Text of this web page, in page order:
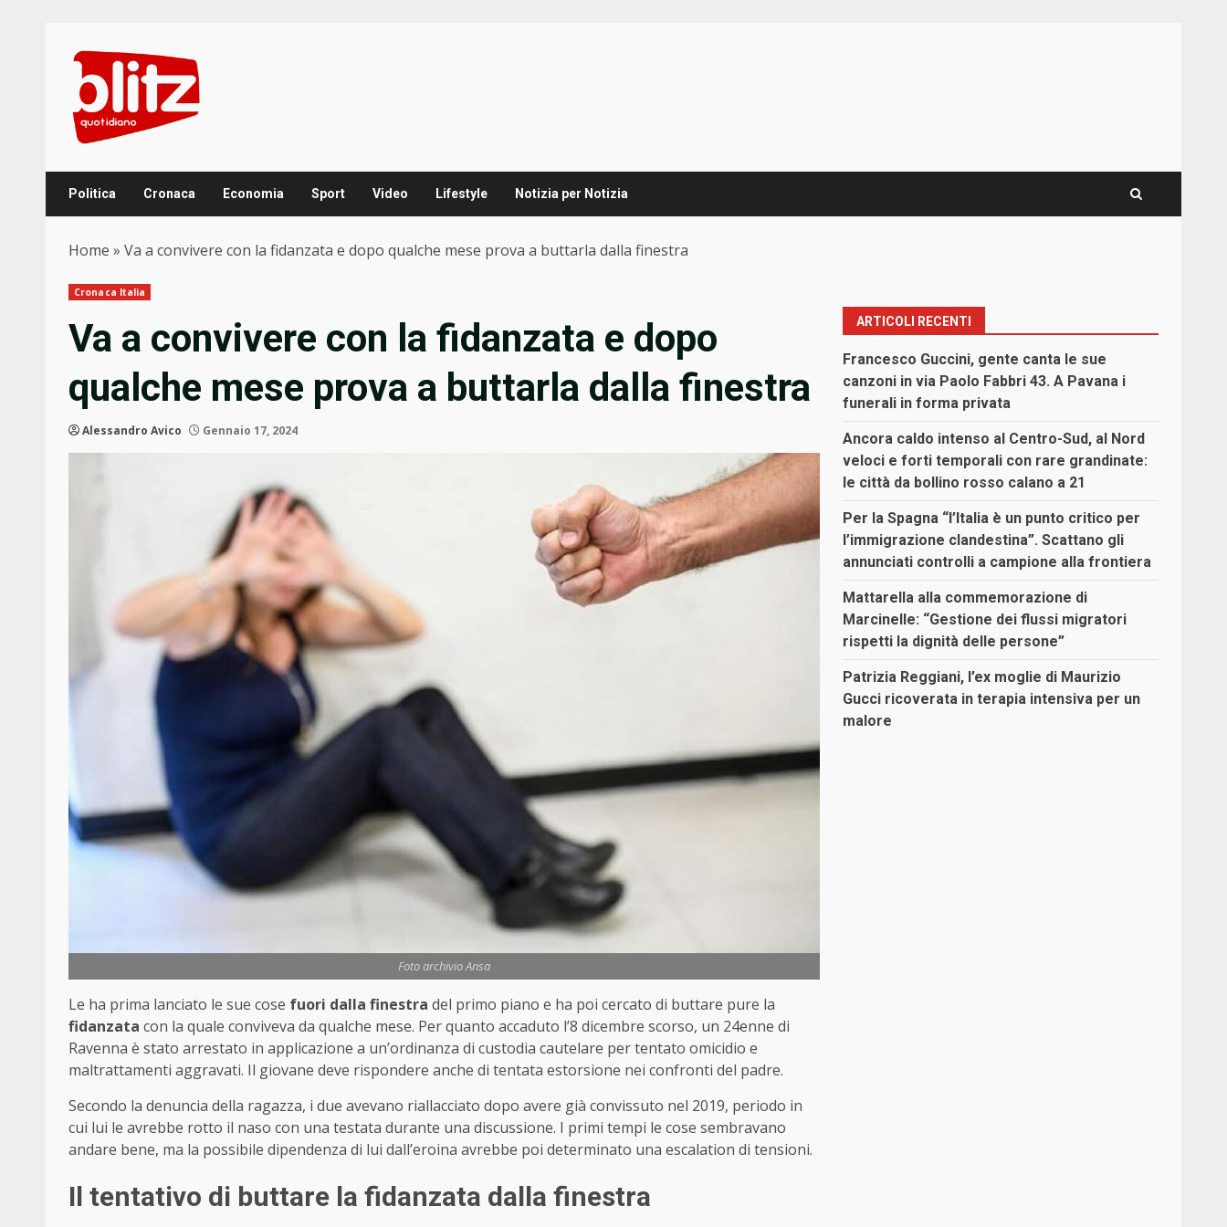
content
Politica Cronaca Economia Sport Video Lifestyle Notizia per Notizia
Home » Va a convivere con la fidanzata e dopo qualche mese prova a buttarla dalla finestra
Cronaca Italia
Va a convivere con la fidanzata e dopo
qualche mese prova a buttarla dalla finestra
Alessandro Avico Gennaio 17, 2024
Foto archivio Ansa
Le ha prima lanciato le sue cose fuori dalla finestra del primo piano e ha poi cercato di buttare pure la
fidanzata con la quale conviveva da qualche mese. Per quanto accaduto l’8 dicembre scorso, un 24enne di
Ravenna è stato arrestato in applicazione a un’ordinanza di custodia cautelare per tentato omicidio e
maltrattamenti aggravati. Il giovane deve rispondere anche di tentata estorsione nei confronti del padre.
Secondo la denuncia della ragazza, i due avevano riallacciato dopo avere già convissuto nel 2019, periodo in
cui lui le avrebbe rotto il naso con una testata durante una discussione. I primi tempi le cose sembravano
andare bene, ma la possibile dipendenza di lui dall’eroina avrebbe poi determinato una escalation di tensioni.
Il tentativo di buttare la fidanzata dalla finestra
ARTICOLI RECENTI
Francesco Guccini, gente canta le sue
canzoni in via Paolo Fabbri 43. A Pavana i
funerali in forma privata
Ancora caldo intenso al Centro-Sud, al Nord
veloci e forti temporali con rare grandinate:
le città da bollino rosso calano a 21
Per la Spagna “l’Italia è un punto critico per
l’immigrazione clandestina”. Scattano gli
annunciati controlli a campione alla frontiera
Mattarella alla commemorazione di
Marcinelle: “Gestione dei flussi migratori
rispetti la dignità delle persone”
Patrizia Reggiani, l’ex moglie di Maurizio
Gucci ricoverata in terapia intensiva per un
malore